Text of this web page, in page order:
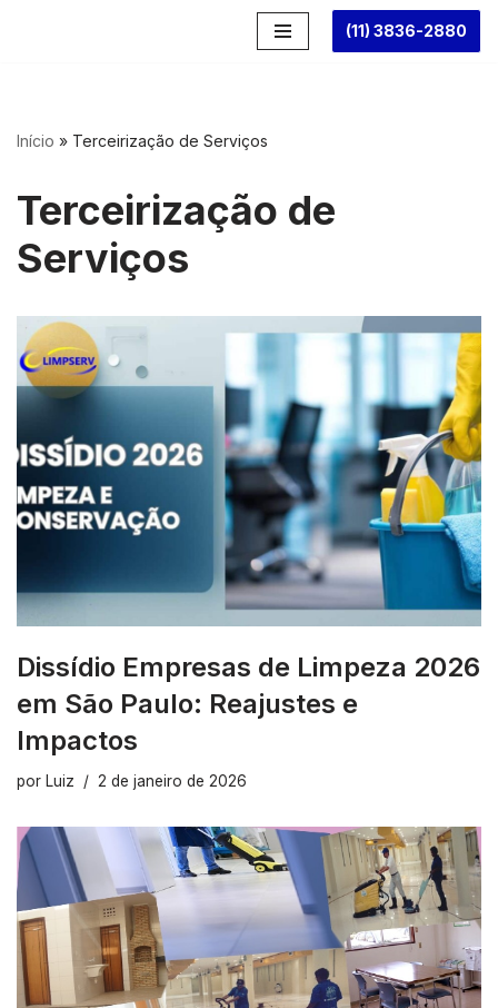
conteúdo
(11) 3836-2880
Início » Terceirização de Serviços
Terceirização de
Serviços
Dissídio Empresas de Limpeza 2026
em São Paulo: Reajustes e
Impactos
por Luiz 2 de janeiro de 2026